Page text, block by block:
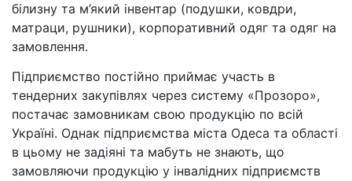
білизну та м’який інвентар (подушки, ковдри,
матраци, рушники), корпоративний одяг та одяг на
замовлення.
Підприємство постійно приймає участь в
тендерних закупівлях через систему «Прозоро»,
постачає замовникам свою продукцію по всій
Україні. Однак підприємства міста Одеса та області
в цьому не задіяні та мабуть не знають, що
замовляючи продукцію у інвалідних підприємств